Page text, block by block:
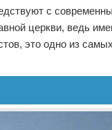
с
церкви, ведь
это одно из